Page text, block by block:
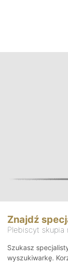
Znajdź
Plebiscyt skupia
Szukasz
wyszukiwarkę.